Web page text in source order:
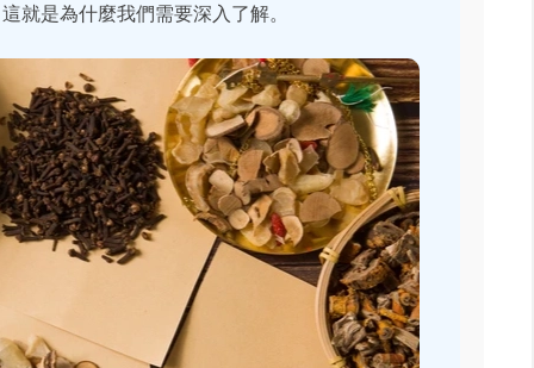
就是為什麼我們需要深入了解。